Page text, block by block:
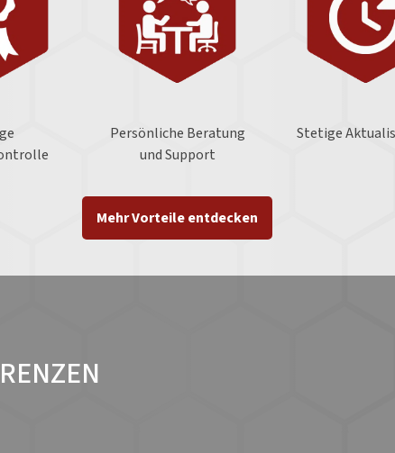
Persönliche Beratung
und Support
Stetige
Mehr Vorteile entdecken